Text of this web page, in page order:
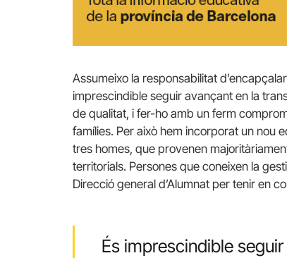
Assumeixo la responsabilitat
imprescindible seguir avançant en la
de qualitat, i fer-ho amb un ferm
famílies. Per això hem incorporat un nou
tres homes, que provenen
territorials. Persones que coneixen la
Direcció general d’Alumnat per tenir en
És imprescindible